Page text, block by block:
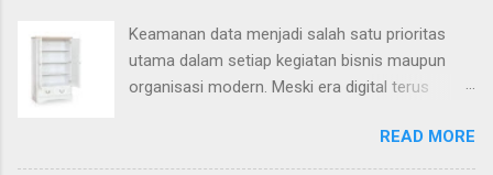
Keamanan data menjadi salah satu prioritas
utama dalam setiap kegiatan bisnis maupun
organisasi modern. Meski era digital terus
memiliki peran yang penting. Banyak dokumen
sensitif, mulai dari kontrak, catatan keuangan,
READ MORE